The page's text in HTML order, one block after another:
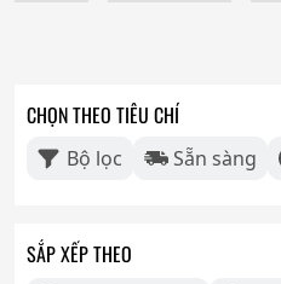
CHỌN THEO TIÊU CHÍ
Bộ lọc Sẵn sàng
SẮP XẾP THEO